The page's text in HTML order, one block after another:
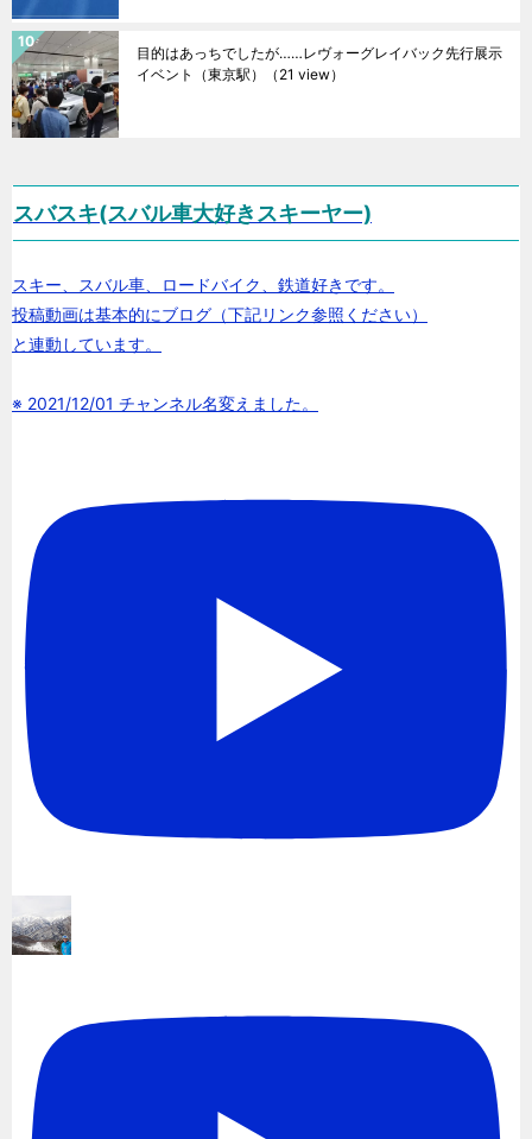
目的はあっちでしたが……レヴォーグレイバック先行展示
イベント（東京駅）
（21 view）
スバスキ(スバル車大好きスキーヤー)
スキー、スバル車、ロードバイク、鉄道好きです。
投稿動画は基本的にブログ（下記リンク参照ください）
と連動しています。
※ 2021/12/01 チャンネル名変えました。